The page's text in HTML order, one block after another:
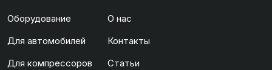
Оборудование
Для автомобилей
Для компрессоров
О нас
Контакты
Статьи